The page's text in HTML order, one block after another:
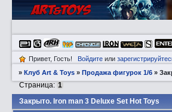
Привет, Гость! Войдитеили
»Клуб Art & Toys »Продажа фигурок 1/6 »
Закрытo. Iron man 3 Deluxe Set Hot Toys
Страница: 1